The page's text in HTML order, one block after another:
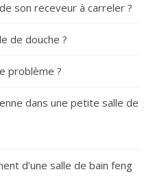
son receveur à carreler ?
de douche ?
problème ?
dans une petite salle de
d’une salle de bain feng